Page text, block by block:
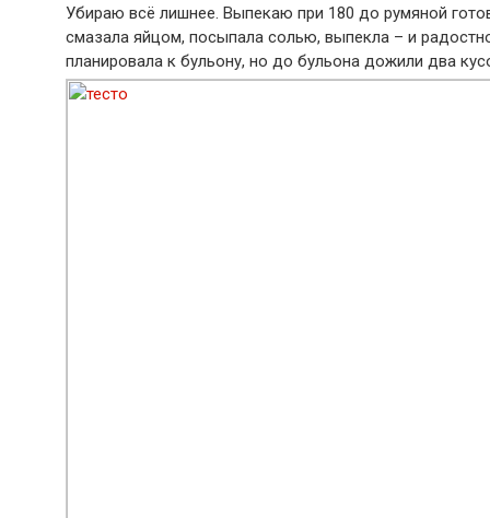
Убираю всё лишнее. Выпекаю при 180 до румяной
смазала яйцом, посыпала солью, выпекла – и
планировала к бульону, но до бульона дожили два